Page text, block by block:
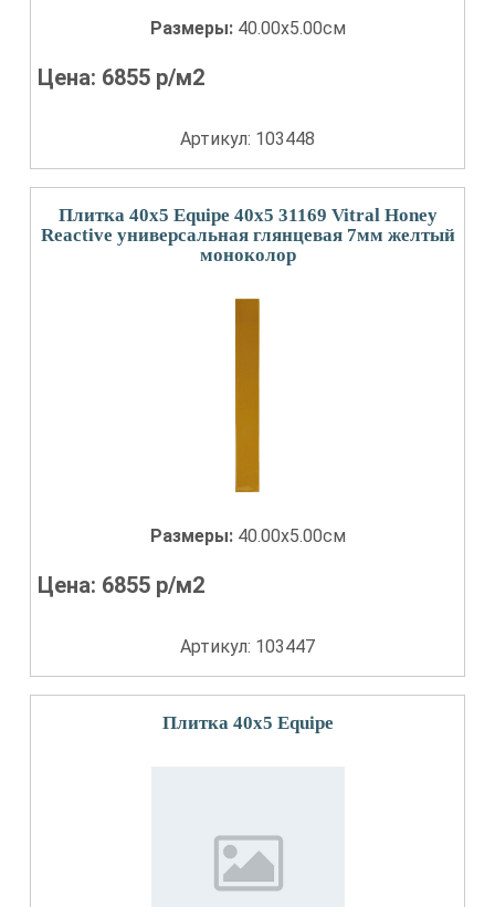
Размеры: 40.00x5.00см
Цена: 6855 р/м2
Артикул: 103448
Плитка 40x5 Equipe 40x5 31169 Vitral Honey
Reactive универсальная глянцевая 7мм желтый
моноколор
Размеры: 40.00x5.00см
Цена: 6855 р/м2
Артикул: 103447
Плитка 40x5 Equipe